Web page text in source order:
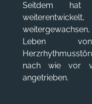
Seitdem hat
Leben
nach wie vor
angetrieben.